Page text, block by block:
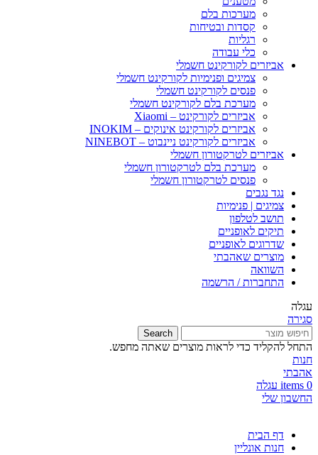
מערכות בלם
קסדות ובטיחות
רגליות
כלי עבודה
אביזרים לקורקינט חשמלי
צמיגים ופנימיות לקורקינט חשמלי
פנסים לקורקינט חשמלי
מערכת בלם לקורקינט חשמלי
אביזרים לקורקינט – Xiaomi
אביזרים לקורקינט אינוקים – INOKIM
אביזרים לקורקינט ניינבוט – NINEBOT
אביזרים לטרקטורון חשמלי
מערכת בלם לטרקטורון חשמלי
פנסים לטרקטורון חשמלי
נגד נגבים
צמיגים | פנימיות
תושב לטלפון
תיקים לאופניים
שדרוגים לאופניים
מוצרים שאהבתי
השוואה
התחברות / הרשמה
עגלה
סגירה
Search
התחל להקליד כדי לראות מוצרים שאתה מחפש.
חנות
אהבתי
0
items עגלה
החשבון שלי
דף הבית
חנות אונליין